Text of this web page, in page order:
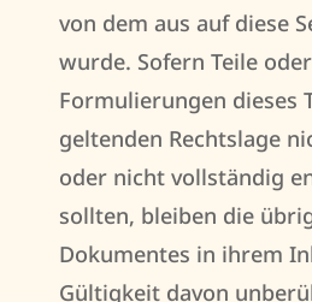
von dem aus auf diese
wurde. Sofern Teile
Formulierungen dieses
geltenden Rechtslage
oder nicht vollständig
sollten, bleiben die
Dokumentes in ihrem
Gültigkeit davon